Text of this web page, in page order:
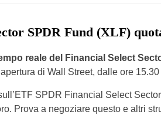
SPDR Fund (XLF)
reale del Financial Select
di Wall Street, dalle ore
SPDR Financial Select
Prova a negoziare questo e altri